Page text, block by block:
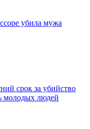
убила мужа
срок за убийство
молодых людей